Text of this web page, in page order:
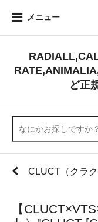
メニュー
ど正
CLUCT（クラク
【